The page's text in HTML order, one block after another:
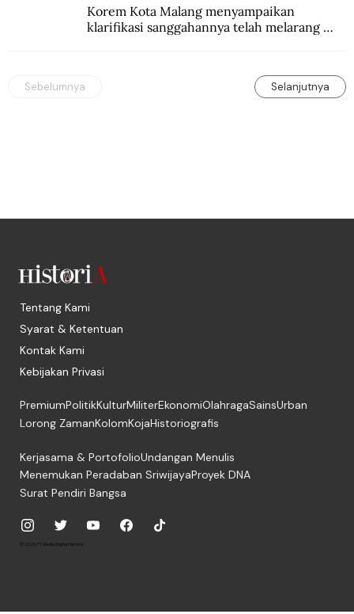
Korem Kota Malang menyampaikan
klarifikasi sanggahannya telah melarang
Sebelumnya Selanjutnya
Tentang Kami
Syarat & Ketentuan
Kontak Kami
Kebijakan Privasi
PremiumPolitikKulturMiliterEkonomiOlahragaSainsUrban
Lorong ZamanKolomKojaHistoriografis
Kerjasama & PortofolioUndangan Menulis
Menemukan Peradaban SriwijayaProyek DNA
Surat Pendiri Bangsa
© 2026, PT. Media Digital Historia.